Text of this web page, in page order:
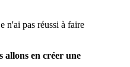
n'ai pas réussi à faire
allons en créer une